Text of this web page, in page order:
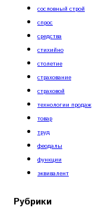
сословный строй
спрос
средства
стихийно
столетие
страхование
страховой
технологии продаж
товар
труд
феодалы
функции
эквивалент
Рубрики